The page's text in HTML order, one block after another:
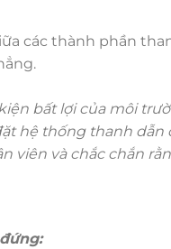
các thành phần
bất lợi của môi
hệ thống thanh dẫn
viên và chắc chắn